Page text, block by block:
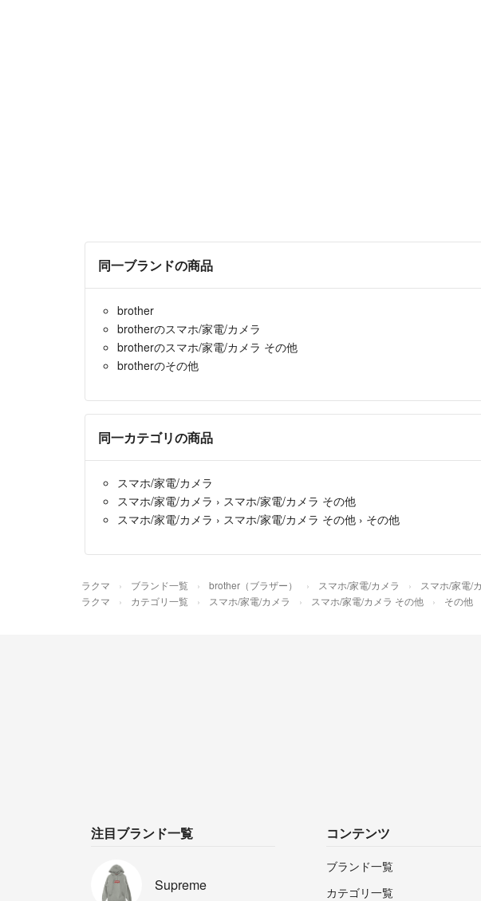
同一ブランドの商品
brother
brotherのスマホ/家電/カメラ
brotherのスマホ/家電/カメラ その他
brotherのその他
同一カテゴリの商品
スマホ/家電/カメラ
スマホ/家電/カメラ › スマホ/家電/カメラ その他
スマホ/家電/カメラ › スマホ/家電/カメラ その他 › その他
ラクマ ブランド一覧 brother（ブラザー） スマホ/家電/カメラ スマホ/家電/
ラクマ カテゴリ一覧 スマホ/家電/カメラ スマホ/家電/カメラ その他 その他
注目ブランド一覧
Supreme
コンテンツ
ブランド一覧
カテゴリ一覧